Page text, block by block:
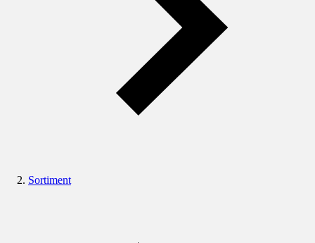
Sortiment